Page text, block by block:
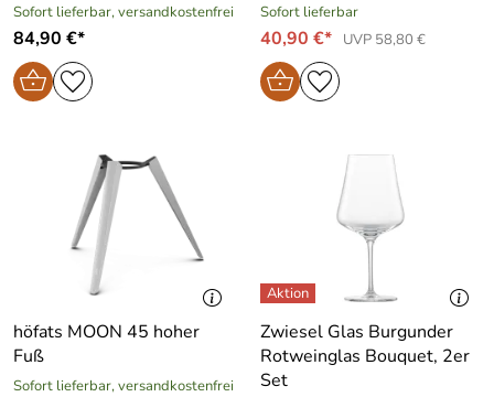
Sofort lieferbar, versandkostenfrei
84,90 €*
Sofort lieferbar
40,90 €* UVP 58,80 €
höfats MOON 45 hoher
Fuß
Sofort lieferbar, versandkostenfrei
Zwiesel Glas Burgunder
Rotweinglas Bouquet, 2er
Set